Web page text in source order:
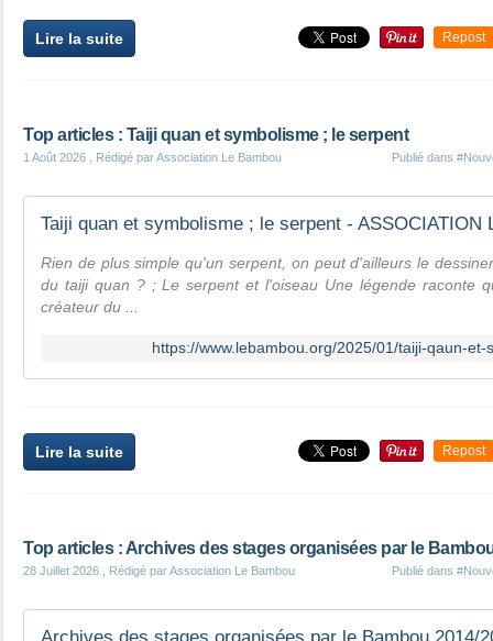
Lire la suite Repost
Top articles : Taiji quan et symbolisme ; le serpent
1 Août 2026 , Rédigé par Association Le Bambou Publié dans
Rien de plus simple qu'un serpent, on peut d'ailleurs le
du taiji quan ? ; Le serpent et l'oiseau Une légende raconte
créateur du ...
https://www.lebambou.org/2025/01/taiji-qaun-
Lire la suite Repost
Top articles : Archives des stages organisées par le
28 Juillet 2026 , Rédigé par Association Le Bambou Publié dans